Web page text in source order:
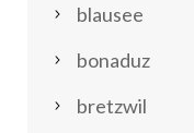
blausee
bonaduz
bretzwil